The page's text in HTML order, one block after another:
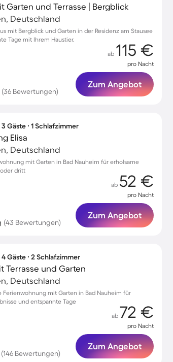
Garten und Terrasse | Bergblick
Deutschland
mit Bergblick und Garten in der Residenz am Stausee
Tage mit Ihrem Haustier.
(36 Bewertungen)
ab 115 €
pro Nacht
Zum Angebot
Gäste ∙ 1 Schlafzimmer
Elisa
Deutschland
mit Garten in Bad Nauheim für erholsame
dritt
(43 Bewertungen)
ab 52 €
pro Nacht
Zum Angebot
Gäste ∙ 2 Schlafzimmer
Terrasse und Garten
Deutschland
Ferienwohnung mit Garten in Bad Nauheim für
und entspannte Tage
(146 Bewertungen)
ab 72 €
pro Nacht
Zum Angebot